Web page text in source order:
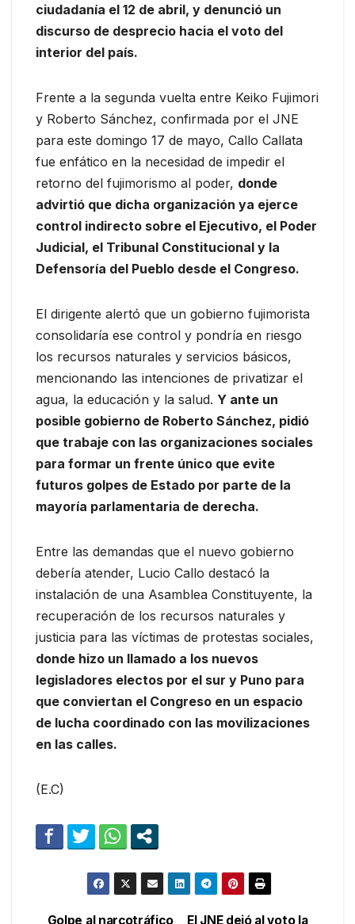
ciudadanía el 12 de abril, y denunció un
discurso de desprecio hacia el voto del
interior del país.
Frente a la segunda vuelta entre Keiko Fujimori
y Roberto Sánchez, confirmada por el JNE
para este domingo 17 de mayo, Callo Callata
fue enfático en la necesidad de impedir el
retorno del fujimorismo al poder, donde
advirtió que dicha organización ya ejerce
control indirecto sobre el Ejecutivo, el Poder
Judicial, el Tribunal Constitucional y la
Defensoría del Pueblo desde el Congreso.
El dirigente alertó que un gobierno fujimorista
consolidaría ese control y pondría en riesgo
los recursos naturales y servicios básicos,
mencionando las intenciones de privatizar el
agua, la educación y la salud. Y ante un
posible gobierno de Roberto Sánchez, pidió
que trabaje con las organizaciones sociales
para formar un frente único que evite
futuros golpes de Estado por parte de la
mayoría parlamentaria de derecha.
Entre las demandas que el nuevo gobierno
debería atender, Lucio Callo destacó la
instalación de una Asamblea Constituyente, la
recuperación de los recursos naturales y
justicia para las víctimas de protestas sociales,
donde hizo un llamado a los nuevos
legisladores electos por el sur y Puno para
que conviertan el Congreso en un espacio
de lucha coordinado con las movilizaciones
en las calles.
(E.C)
El JNE dejó al voto la
Golpe al narcotráfico